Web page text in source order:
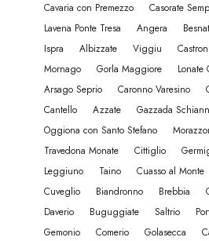
Cavaria con Premezzo
Casorate
Lavena Ponte Tresa
Angera
Ispra
Albizzate Viggiu
Mornago
Gorla Maggiore
Lonate
Arsago Seprio
Caronno Varesino
Cantello
Azzate Gazzada
Oggiona con Santo Stefano
Travedona Monate
Cittiglio
Leggiuno
Taino Cuasso al Monte
Cuveglio
Biandronno Brebbia
Daverio
Buguggiate Saltrio
Gemonio
Comerio Golasecca